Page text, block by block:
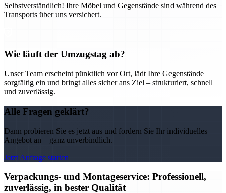
Selbstverständlich! Ihre Möbel und Gegenstände sind während des
Transports über uns versichert.
Wie läuft der Umzugstag ab?
Unser Team erscheint pünktlich vor Ort, lädt Ihre Gegenstände
sorgfältig ein und bringt alles sicher ans Ziel – strukturiert, schnell
und zuverlässig.
Alle Fragen geklärt?
Dann probieren Sie es jetzt aus und fordern Sie Ihr individuelles
Angebot an – ganz unverbindlich.
Jetzt Anfrage starten
Verpackungs- und Montageservice: Professionell,
zuverlässig, in bester Qualität